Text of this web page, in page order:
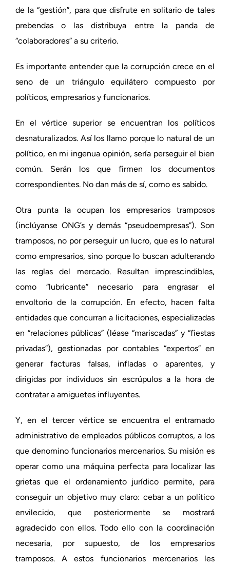
de la “gestión”, para que disfrute en solitario de tales
prebendas o las distribuya entre la panda de
“colaboradores” a su criterio.
Es importante entender que la corrupción crece en el
seno de un triángulo equilátero compuesto por
políticos, empresarios y funcionarios.
En el vértice superior se encuentran los políticos
desnaturalizados. Así los llamo porque lo natural de un
político, en mi ingenua opinión, sería perseguir el bien
común. Serán los que firmen los documentos
correspondientes. No dan más de sí, como es sabido.
Otra punta la ocupan los empresarios tramposos
(inclúyanse ONG’s y demás “pseudoempresas”). Son
tramposos, no por perseguir un lucro, que es lo natural
como empresarios, sino porque lo buscan adulterando
las reglas del mercado. Resultan imprescindibles,
como “lubricante” necesario para engrasar el
envoltorio de la corrupción. En efecto, hacen falta
entidades que concurran a licitaciones, especializadas
en “relaciones públicas” (léase “mariscadas” y “fiestas
privadas”), gestionadas por contables “expertos” en
generar facturas falsas, infladas o aparentes, y
dirigidas por individuos sin escrúpulos a la hora de
contratar a amiguetes influyentes.
Y, en el tercer vértice se encuentra el entramado
administrativo de empleados públicos corruptos, a los
que denomino funcionarios mercenarios. Su misión es
operar como una máquina perfecta para localizar las
grietas que el ordenamiento jurídico permite, para
conseguir un objetivo muy claro: cebar a un político
envilecido, que posteriormente se mostrará
agradecido con ellos. Todo ello con la coordinación
necesaria, por supuesto, de los empresarios
tramposos. A estos funcionarios mercenarios les